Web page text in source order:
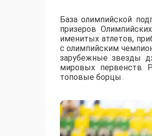
База олимпийской
призеров
именитых атлетов,
с олимпийским
зарубежные звезды
мировых первенств
топовые борцы.